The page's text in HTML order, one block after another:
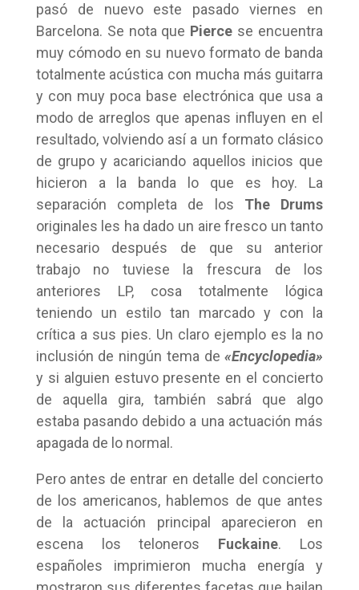
pasó de nuevo este pasado viernes en
Barcelona. Se nota que Pierce se encuentra
muy cómodo en su nuevo formato de banda
totalmente acústica con mucha más guitarra
y con muy poca base electrónica que usa a
modo de arreglos que apenas influyen en el
resultado, volviendo así a un formato clásico
de grupo y acariciando aquellos inicios que
hicieron a la banda lo que es hoy. La
separación completa de los The Drums
originales les ha dado un aire fresco un tanto
necesario después de que su anterior
trabajo no tuviese la frescura de los
anteriores LP, cosa totalmente lógica
teniendo un estilo tan marcado y con la
crítica a sus pies. Un claro ejemplo es la no
inclusión de ningún tema de«Encyclopedia»
y si alguien estuvo presente en el concierto
de aquella gira, también sabrá que algo
estaba pasando debido a una actuación más
apagada de lo normal.
Pero antes de entrar en detalle del concierto
de los americanos, hablemos de que antes
de la actuación principal aparecieron en
escena los teloneros Fuckaine. Los
españoles imprimieron mucha energía y